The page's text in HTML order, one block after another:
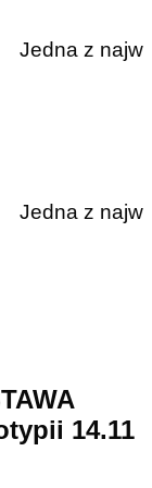
Jedna z
Jedna z
14.11